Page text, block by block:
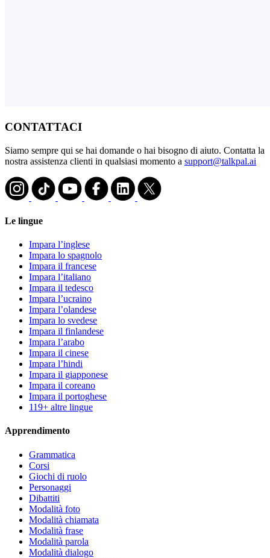
CONTATTACI
Siamo sempre qui se hai domande o hai bisogno di aiuto. Contatta la
nostra assistenza clienti in qualsiasi momento a support@talkpal.ai
Le lingue
Impara l’inglese
Impara lo spagnolo
Impara il francese
Impara l’italiano
Impara il tedesco
Impara l’ucraino
Impara l’olandese
Impara lo svedese
Impara il finlandese
Impara l’arabo
Impara il cinese
Impara l’hindi
Impara il giapponese
Impara il coreano
Impara il portoghese
119+ altre lingue
Apprendimento
Grammatica
Corsi
Giochi di ruolo
Personaggi
Dibattiti
Modalità foto
Modalità chiamata
Modalità frase
Modalità parola
Modalità dialogo